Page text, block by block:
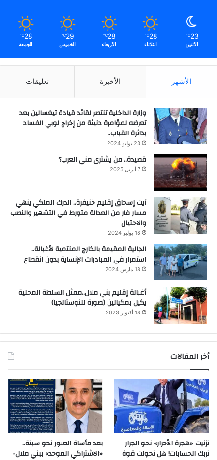
23
℃
الأثنين
28
℃
الثلاثاء
28
℃
الأربعاء
29
℃
الخميس
28
℃
الجمعة
الأشهر الأخيرة تعليقات
وزارة الداخلية تنتصر لقائد قيادة تيغسالين بعد
تعرضه لمؤامرة دنيئة من إخراج لوبي الفساد
بدائرة القباب..
23 يوليو 2024
قصيدة.. من يشتري مني العرب؟
7 أبريل 2025
آيت إسحاق إقليم خنيفرة.. الدرك الملكي ينهي
مسار فار من العدالة متورط في التشهير والنصب
والاحتيال
18 يوليو 2024
الجالية المقيمة بالخارج المنتمية لأغبالة..
استمرار في المبادرات الإنساية بدون انقطاع
18 مارس 2024
أغبالة إقليم بني ملال..ممثل السلطة المحلية
يكيل بمكيالين (صورة للنوستالجيا)
18 أكتوبر 2023
أخر المقالات
تزنيت «هجرة الأحرار» نحو الجرار
تربك الحسابات! هل تحولت قوة
بعد مأساة العبور نحو سبتة..
«الاشتراكي الموحد» ببني ملال-